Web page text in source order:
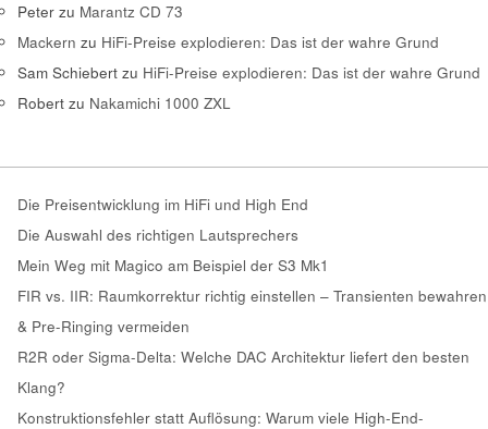
Peter zu Marantz CD 73
Mackern zu HiFi-Preise explodieren: Das ist der wahre Grund
Sam Schiebert zu HiFi-Preise explodieren: Das ist der wahre Grund
Robert zu Nakamichi 1000 ZXL
Die Preisentwicklung im HiFi und High End
Die Auswahl des richtigen Lautsprechers
Mein Weg mit Magico am Beispiel der S3 Mk1
FIR vs. IIR: Raumkorrektur richtig einstellen – Transienten bewahren
& Pre-Ringing vermeiden
R2R oder Sigma-Delta: Welche DAC Architektur liefert den besten
Klang?
Konstruktionsfehler statt Auflösung: Warum viele High-End-